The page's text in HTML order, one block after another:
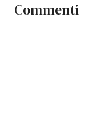
Commenti